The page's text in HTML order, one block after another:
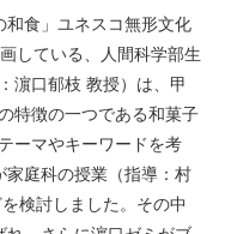
食」ユネスコ無形文化
している、人間科学部生
濵口郁枝 教授）は、甲
特徴の一つである和菓子
ーマやキーワードを考
家庭科の授業（指導：村
検討しました。その中